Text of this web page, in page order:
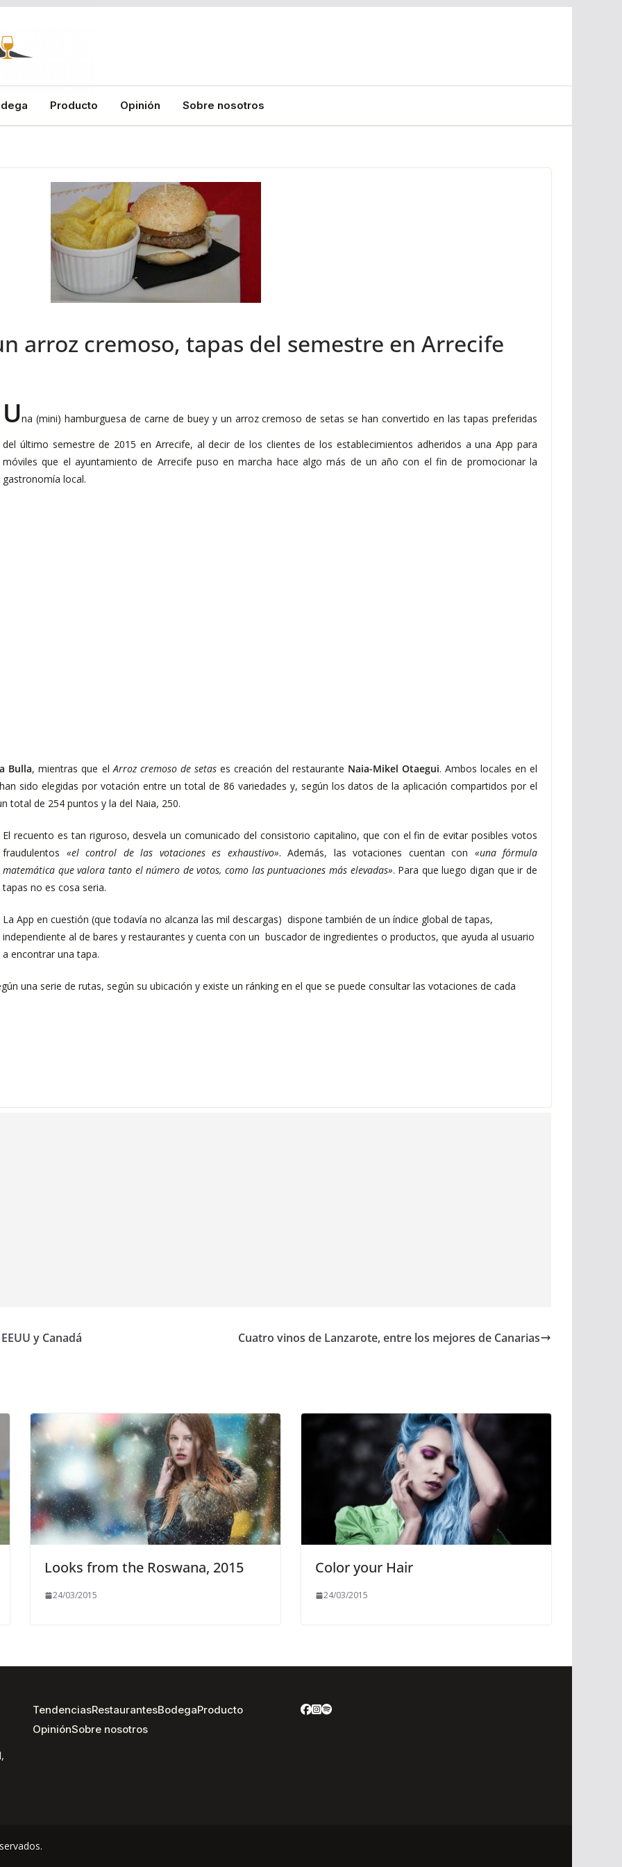
Producto Opinión Sobre nosotros
arroz cremoso, tapas del semestre en Arrecife
Una (mini) hamburguesa de carne de buey y un arroz cremoso de setas se han convertido en las tapas preferidas
del último semestre de 2015 en Arrecife, al decir de los clientes de los establecimientos adheridos a una App para
móviles que el ayuntamiento de Arrecife puso en marcha hace algo más de un año con el fin de promocionar la
gastronomía local.
Bulla, mientras que elArroz cremoso de setases creación del restaurante Naia-Mikel Otaegui. Ambos locales en el
sido elegidas por votación entre un total de 86 variedades y, según los datos de la aplicación compartidos por el
total de 254 puntos y la del Naia, 250.
El recuento es tan riguroso, desvela un comunicado del consistorio capitalino, que con el fin de evitar posibles votos
fraudulentos «el control de las votaciones es exhaustivo». Además, las votaciones cuentan con «una fórmula
matemática que valora tanto el número de votos, como las puntuaciones más elevadas». Para que luego digan que ir de
tapas no es cosa seria.
La App en cuestión (que todavía no alcanza las mil descargas) dispone también de un índice global de tapas,
independiente al de bares y restaurantes y cuenta con un buscador de ingredientes o productos, que ayuda al usuario
a encontrar una tapa.
una serie de rutas, según su ubicación y existe un ránking en el que se puede consultar las votaciones de cada
y Canadá Cuatro vinos de Lanzarote, entre los mejores de Canarias
Looks from the Roswana, 2015
24/03/2015
Color your Hair
24/03/2015
TendenciasRestaurantesBodegaProducto
OpiniónSobre nosotros